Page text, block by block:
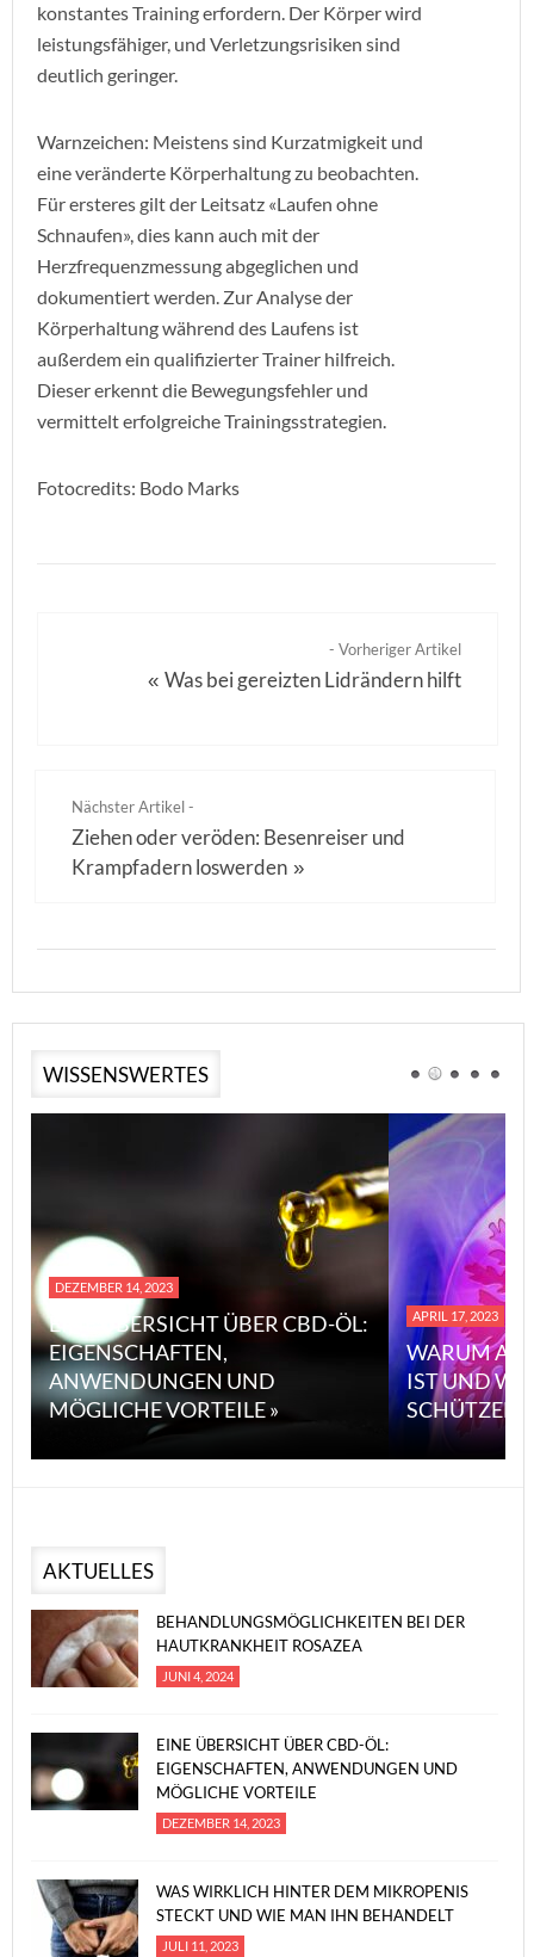
konstantes Training erfordern. Der Körper wird
leistungsfähiger, und Verletzungsrisiken sind
deutlich geringer.
Warnzeichen: Meistens sind Kurzatmigkeit und
eine veränderte Körperhaltung zu beobachten.
Für ersteres gilt der Leitsatz «Laufen ohne
Schnaufen», dies kann auch mit der
Herzfrequenzmessung abgeglichen und
dokumentiert werden. Zur Analyse der
Körperhaltung während des Laufens ist
außerdem ein qualifizierter Trainer hilfreich.
Dieser erkennt die Bewegungsfehler und
vermittelt erfolgreiche Trainingsstrategien.
Fotocredits: Bodo Marks
- Vorheriger Artikel
«Was bei gereizten Lidrändern hilft
Nächster Artikel -
Ziehen oder veröden: Besenreiser und
Krampfadern loswerden »
WISSENSWERTES
DEZEMBER 14, 2023
EINE ÜBERSICHT ÜBER CBD-ÖL:
EIGENSCHAFTEN,
ANWENDUNGEN UND
MÖGLICHE VORTEILE »
APRIL 17, 2023
WARUM
IST UND
SCHÜTZEN
AKTUELLES
BEHANDLUNGSMÖGLICHKEITEN BEI DER
HAUTKRANKHEIT ROSAZEA
JUNI 4, 2024
EINE ÜBERSICHT ÜBER CBD-ÖL:
EIGENSCHAFTEN, ANWENDUNGEN UND
MÖGLICHE VORTEILE
DEZEMBER 14, 2023
WAS WIRKLICH HINTER DEM MIKROPENIS
STECKT UND WIE MAN IHN BEHANDELT
JULI 11, 2023